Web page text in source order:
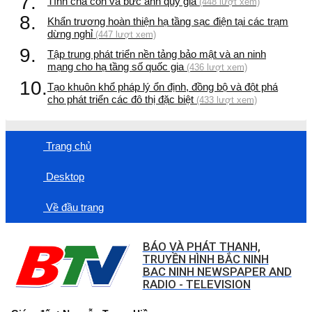
8.
Khẩn trương hoàn thiện hạ tầng sạc điện tại các trạm
dừng nghỉ (447 lượt xem)
9.
Tập trung phát triển nền tảng bảo mật và an ninh
mạng cho hạ tầng số quốc gia (436 lượt xem)
10.Tạo khuôn khổ pháp lý ổn định, đồng bộ và đột phá
cho phát triển các đô thị đặc biệt (433 lượt xem)
Trang chủ
Desktop
Về đầu trang
BÁO VÀ PHÁT THANH,
TRUYỀN HÌNH BẮC NINH
BAC NINH NEWSPAPER AND
RADIO - TELEVISION